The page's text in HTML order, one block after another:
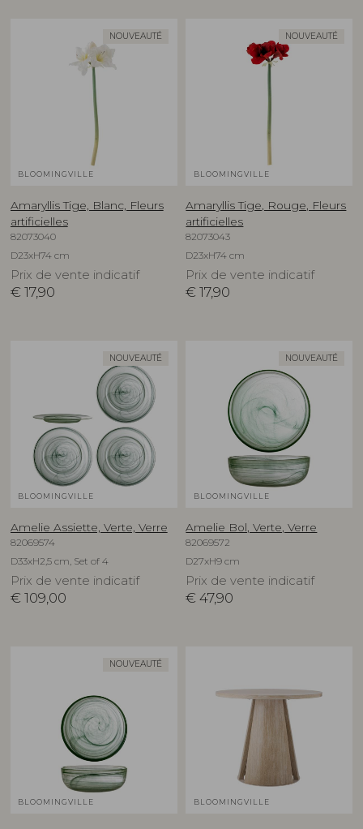
NOUVEAUTÉ
BLOOMINGVILLE
Amaryllis Tige, Blanc, Fleurs
artificielles
82073040
D23xH74 cm
Prix de vente indicatif
€ 17,90
NOUVEAUTÉ
BLOOMINGVILLE
Amaryllis Tige, Rouge, Fleurs
artificielles
82073043
D23xH74 cm
Prix de vente indicatif
€ 17,90
NOUVEAUTÉ
BLOOMINGVILLE
Amelie Assiette, Verte, Verre
82069574
D33xH2,5 cm, Set of 4
Prix de vente indicatif
€ 109,00
NOUVEAUTÉ
BLOOMINGVILLE
Amelie Bol, Verte, Verre
82069572
D27xH9 cm
Prix de vente indicatif
€ 47,90
NOUVEAUTÉ
BLOOMINGVILLE BLOOMINGVILLE